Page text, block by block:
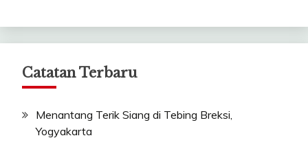
Catatan Terbaru
Menantang Terik Siang di Tebing Breksi,
Yogyakarta